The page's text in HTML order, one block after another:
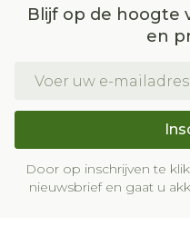
Blijf op de hoogte
en
Door op inschrijven te
nieuwsbrief en gaat u